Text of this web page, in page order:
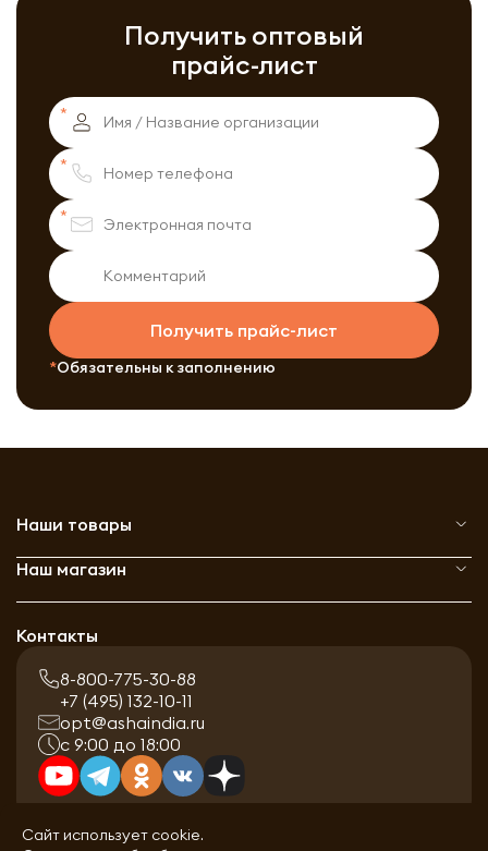
Получить оптовый
прайс-лист
Получить прайс-лист
Обязательны к заполнению
Наши товары
Наш магазин
Контакты
8-800-775-30-88
+7 (495) 132-10-11
opt@ashaindia.ru
с 9:00 до 18:00
Сайт использует cookie.